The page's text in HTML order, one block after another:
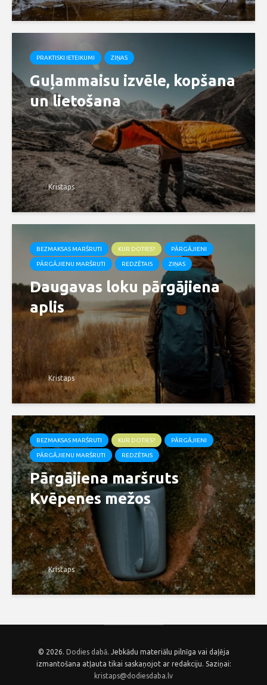
PRAKTISKI IETEIKUMI ZIŅAS
Guļammaisu izvēle, kopšana
un lietošana
Kristaps
BEZMAKSAS MARŠRUTI KUR DOTIES? PĀRGĀJIENI
PĀRGĀJIENU MARŠRUTI REDZĒTAIS ZIŅAS
Daugavas loku pārgājiena
aplis
Kristaps
BEZMAKSAS MARŠRUTI KUR DOTIES? PĀRGĀJIENI
PĀRGĀJIENU MARŠRUTI REDZĒTAIS
Pārgājiena maršruts
Kvēpenes mežos
Kristaps
© 2026. Dodies dabā. Jebkādu materiālu pilnīga vai daļēja
izmantošana atļauta tikai saskaņojot ar redakciju. Saziņai:
kristaps@dodiesdaba.lv